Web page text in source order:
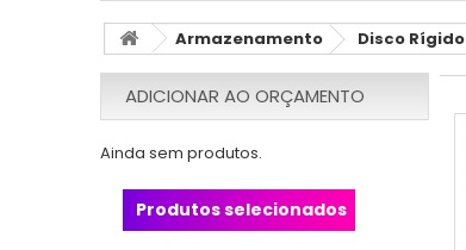
Armazenamento Disco Rígido
ADICIONAR AO ORÇAMENTO
Ainda sem produtos.
Produtos selecionados